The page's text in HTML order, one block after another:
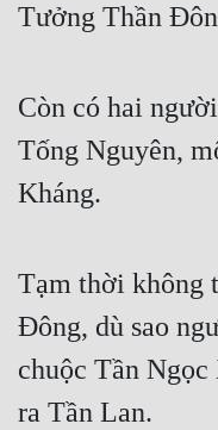
Tưởng Thần
Còn có hai
Tống Nguyên,
Kháng.
Tạm thời không
Đông, dù sao
chuộc Tần
ra Tần Lan.